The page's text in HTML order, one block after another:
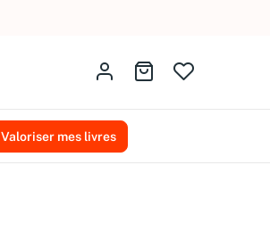
Identifiez-vousAller au panier
Valoriser mes livres